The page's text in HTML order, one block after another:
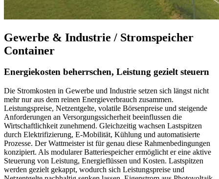
Gewerbe & Industrie / Stromspeicher
Container
Energiekosten beherrschen, Leistung gezielt steuern
Die Stromkosten in Gewerbe und Industrie setzen sich längst nicht
mehr nur aus dem reinen Energieverbrauch zusammen.
Leistungspreise, Netzentgelte, volatile Börsenpreise und steigende
Anforderungen an Versorgungssicherheit beeinflussen die
Wirtschaftlichkeit zunehmend. Gleichzeitig wachsen Lastspitzen
durch Elektrifizierung, E-Mobilität, Kühlung und automatisierte
Prozesse. Der Wattmeister ist für genau diese Rahmenbedingungen
konzipiert. Als modularer Batteriespeicher ermöglicht er eine aktive
Steuerung von Leistung, Energieflüssen und Kosten. Lastspitzen
werden gezielt gekappt, wodurch sich Leistungspreise und